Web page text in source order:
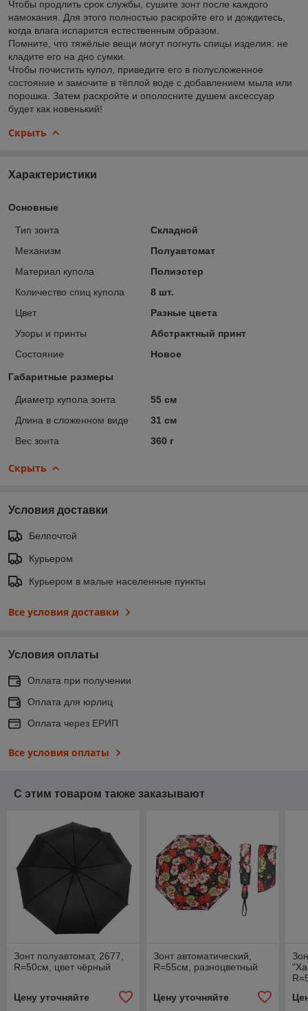
Чтобы продлить срок службы, сушите зонт после каждого
намокания. Для этого полностью раскройте его и дождитесь,
когда влага испарится естественным образом.
Помните, что тяжёлые вещи могут погнуть спицы изделия: не
кладите его на дно сумки.
Чтобы почистить купол, приведите его в полусложенное
состояние и замочите в тёплой воде с добавлением мыла или
порошка. Затем раскройте и ополосните душем аксессуар
будет как новенький!
Скрыть
Характеристики
Основные
Тип зонта
Складной
Механизм
Полуавтомат
Материал купола
Полиэстер
Количество спиц купола
8 шт.
Цвет
Разные цвета
Узоры и принты
Абстрактный принт
Состояние
Новое
Габаритные размеры
Диаметр купола зонта
55 см
Длина в сложенном виде
31 см
Вес зонта
360 г
Скрыть
Условия доставки
Белпочтой
Курьером
Курьером в малые населенные пункты
Все условия доставки
Условия оплаты
Оплата при получении
Оплата для юрлиц
Оплата через ЕРИП
Все условия оплаты
С этим товаром также заказывают
Зонт полуавтомат, 2677,
R=50см, цвет чёрный
Цену уточняйте
Зонт автоматический,
R=55см, разноцветный
Цену уточняйте